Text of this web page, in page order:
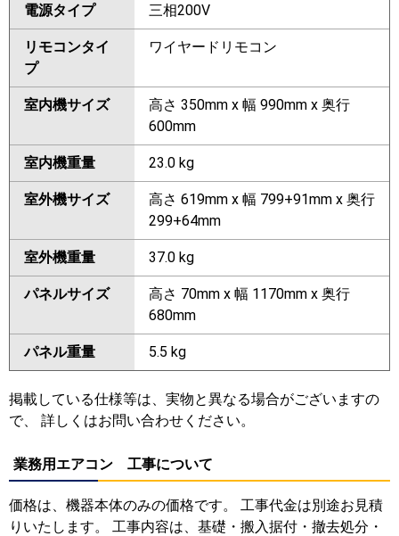
電源タイプ 三相200V
リモコンタイ
プ
ワイヤードリモコン
室内機サイズ
高さ 350mm x 幅 990mm x 奥行
600mm
室内機重量 23.0 kg
室外機サイズ
高さ 619mm x 幅 799+91mm x 奥行
299+64mm
室外機重量 37.0 kg
パネルサイズ
高さ 70mm x 幅 1170mm x 奥行
680mm
パネル重量 5.5 kg
掲載している仕様等は、実物と異なる場合がございますの
で、 詳しくはお問い合わせください。
業務用エアコン 工事について
価格は、機器本体のみの価格です。 工事代金は別途お見積
りいたします。 工事内容は、基礎・搬入据付・撤去処分・